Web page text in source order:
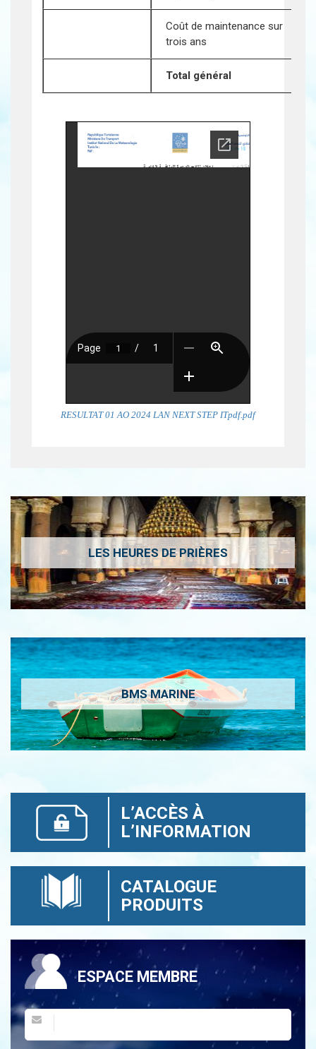
Coût de maintenance sur
trois ans
Total général
RESULTAT 01 AO 2024 LAN NEXT STEP ITpdf.pdf
LES HEURES DE PRIÈRES
BMS MARINE
L’ACCÈS À
L’INFORMATION
CATALOGUE
PRODUITS
ESPACE MEMBRE